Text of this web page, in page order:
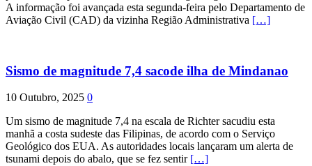
A informação foi avançada esta segunda-feira pelo Departamento de
Aviação Civil (CAD) da vizinha Região Administrativa […]
Sismo de magnitude 7,4 sacode ilha de Mindanao
10 Outubro, 2025 0
Um sismo de magnitude 7,4 na escala de Richter sacudiu esta
manhã a costa sudeste das Filipinas, de acordo com o Serviço
Geológico dos EUA. As autoridades locais lançaram um alerta de
tsunami depois do abalo, que se fez sentir […]